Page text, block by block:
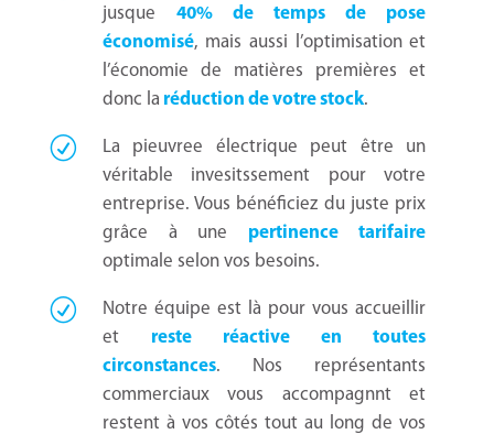
jusque 40% de temps de pose
économisé, mais aussi l’optimisation et
l’économie de matières premières et
donc la réduction de votre stock.
La pieuvree électrique peut être un
véritable invesitssement pour votre
entreprise. Vous bénéficiez du juste prix
grâce à une pertinence tarifaire
optimale selon vos besoins.
Notre équipe est là pour vous accueillir
et reste réactive en toutes
circonstances. Nos représentants
commerciaux vous accompagnnt et
restent à vos côtés tout au long de vos